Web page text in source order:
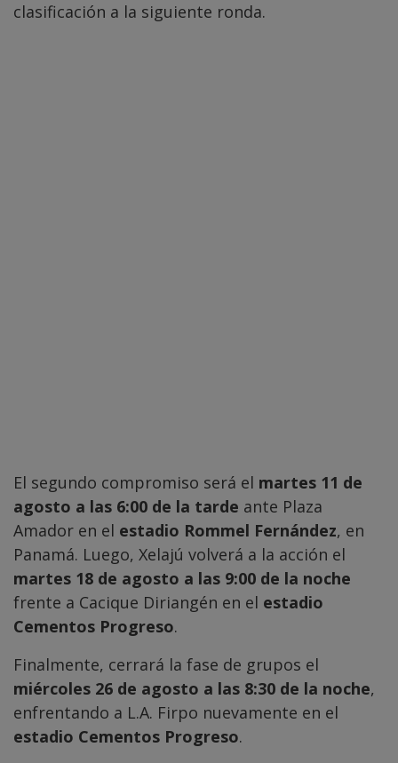
clasificación a la siguiente ronda.
El segundo compromiso será el martes 11 de
agosto a las 6:00 de la tarde ante Plaza
Amador en el estadio Rommel Fernández, en
Panamá. Luego, Xelajú volverá a la acción el
martes 18 de agosto a las 9:00 de la noche
frente a Cacique Diriangén en el estadio
Cementos Progreso.
Finalmente, cerrará la fase de grupos el
miércoles 26 de agosto a las 8:30 de la noche,
enfrentando a L.A. Firpo nuevamente en el
estadio Cementos Progreso.